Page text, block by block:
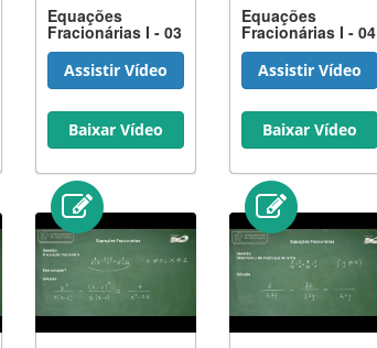
Equações
Fracionárias I - 03
Assistir Vídeo
Baixar Vídeo
Equações
Fracionárias I - 04
Assistir Vídeo
Baixar Vídeo